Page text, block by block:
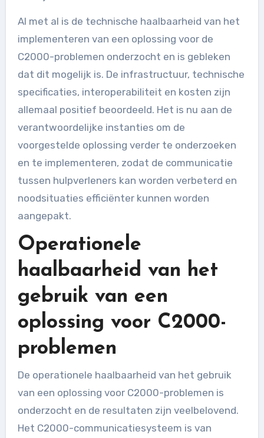
Al met al is de technische haalbaarheid van het
implementeren van een oplossing voor de
C2000-problemen onderzocht en is gebleken
dat dit mogelijk is. De infrastructuur, technische
specificaties, interoperabiliteit en kosten zijn
allemaal positief beoordeeld. Het is nu aan de
verantwoordelijke instanties om de
voorgestelde oplossing verder te onderzoeken
en te implementeren, zodat de communicatie
tussen hulpverleners kan worden verbeterd en
noodsituaties efficiënter kunnen worden
aangepakt.
Operationele
haalbaarheid van het
gebruik van een
oplossing voor C2000-
problemen
De operationele haalbaarheid van het gebruik
van een oplossing voor C2000-problemen is
onderzocht en de resultaten zijn veelbelovend.
Het C2000-communicatiesysteem is van